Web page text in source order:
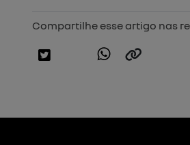
Compartilhe esse artigo nas